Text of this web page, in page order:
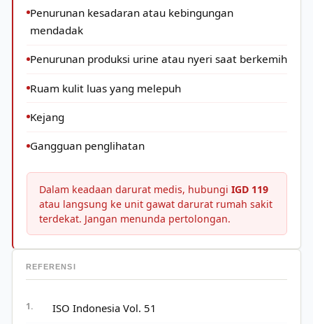
Penurunan kesadaran atau kebingungan
mendadak
Penurunan produksi urine atau nyeri saat berkemih
Ruam kulit luas yang melepuh
Kejang
Gangguan penglihatan
Dalam keadaan darurat medis, hubungi IGD 119
atau langsung ke unit gawat darurat rumah sakit
terdekat. Jangan menunda pertolongan.
REFERENSI
ISO Indonesia Vol. 51